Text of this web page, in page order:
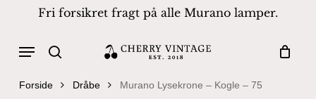
content
Fri forsikret fragt på alle Murano lamper.
Productssearch
Menu
Forside Dråbe
Murano Lysekrone – Kogle – 75